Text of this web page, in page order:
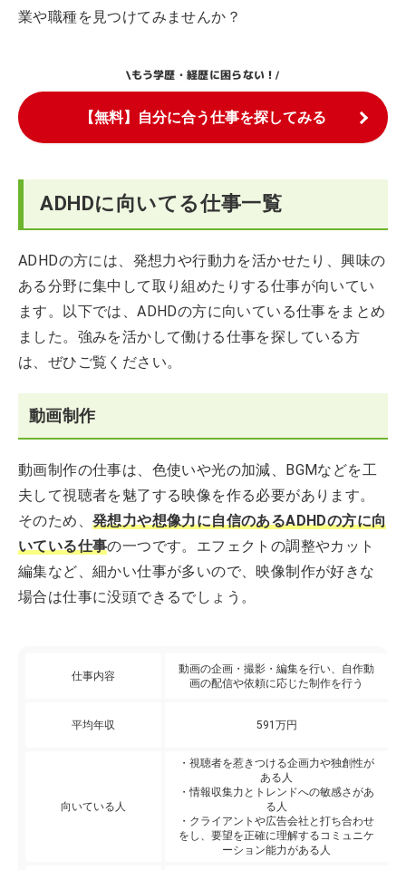
業や職種を見つけてみませんか？
\もう学歴・経歴に困らない！/
【無料】自分に合う仕事を探してみる
ADHDに向いてる仕事一覧
ADHDの方には、発想力や行動力を活かせたり、興味の
ある分野に集中して取り組めたりする仕事が向いてい
ます。以下では、ADHDの方に向いている仕事をまとめ
ました。強みを活かして働ける仕事を探している方
は、ぜひご覧ください。
動画制作
動画制作の仕事は、色使いや光の加減、BGMなどを工
夫して視聴者を魅了する映像を作る必要があります。
そのため、 発想力や想像力に自信のあるADHDの方に向
いている仕事の一つです。エフェクトの調整やカット
編集など、細かい仕事が多いので、映像制作が好きな
場合は仕事に没頭できるでしょう。
仕事内容
動画の企画・撮影・編集を行い、自作動
画の配信や依頼に応じた制作を行う
平均年収 591万円
向いている人
・視聴者を惹きつける企画力や独創性が
ある人
・情報収集力とトレンドへの敏感さがあ
る人
・クライアントや広告会社と打ち合わせ
をし、要望を正確に理解するコミュニケ
ーション能力がある人